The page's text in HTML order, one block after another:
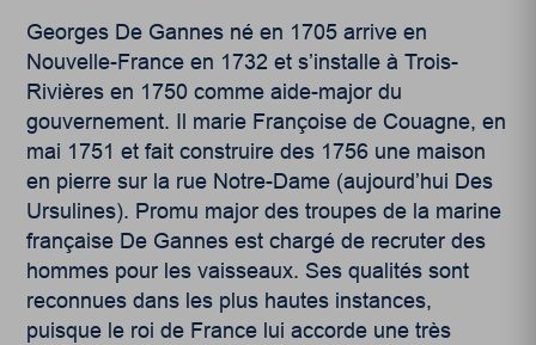
Georges De Gannes né en 1705 arrive en
Nouvelle-France en 1732 et s’installe à Trois-
Rivières en 1750 comme aide-major du
gouvernement. Il marie Françoise de Couagne, en
mai 1751 et fait construire des 1756 une maison
en pierre sur la rue Notre-Dame (aujourd’hui Des
Ursulines). Promu major des troupes de la marine
française De Gannes est chargé de recruter des
hommes pour les vaisseaux. Ses qualités sont
reconnues dans les plus hautes instances,
puisque le roi de France lui accorde une très